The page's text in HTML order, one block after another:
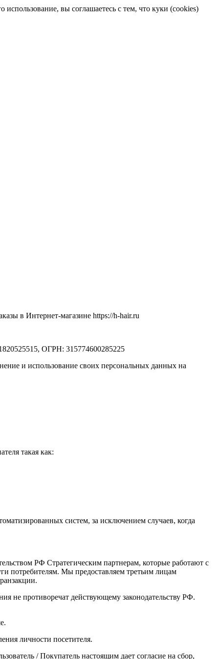
вы соглашаетесь с тем, что куки (cookies)
в Интернет-магазине https://h-hair.ru
ОГРН: 315774600285225
и использование своих персональных данных на
такая как:
систем, за исключением случаев, когда
РФ Стратегическим партнерам, которые работают с
потребителям. Мы предоставляем третьим лицам
не противоречат действующему законодательству РФ.
личности посетителя.
/ Покупатель настоящим дает согласие на сбор,